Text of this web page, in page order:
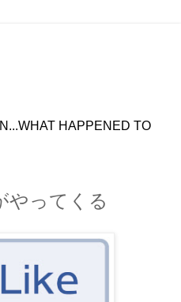
HAPPENED TO
やってくる